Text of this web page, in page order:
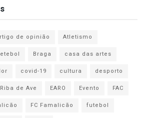
de opinião
Atletismo
Braga
casa das artes
covid-19 cultura
desporto
de Ave EARO Evento
FAC
FC Famalicão futebol